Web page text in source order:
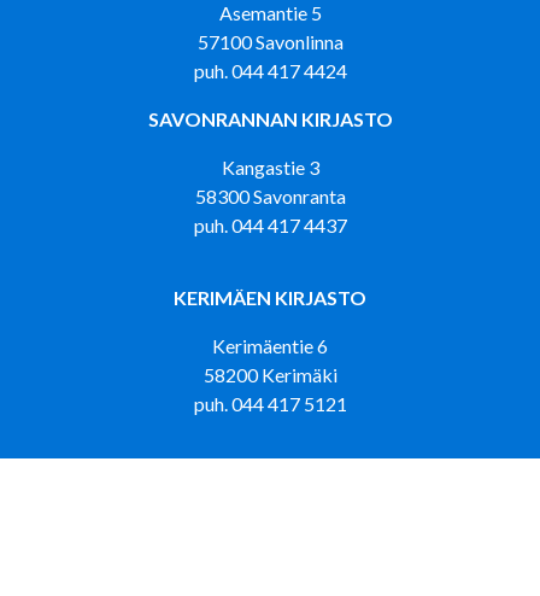
Asemantie 5
57100 Savonlinna
puh. 044 417 4424
SAVONRANNAN KIRJASTO
Kangastie 3
58300 Savonranta
puh. 044 417 4437
KERIMÄEN KIRJASTO
Kerimäentie 6
58200 Kerimäki
puh. 044 417 5121